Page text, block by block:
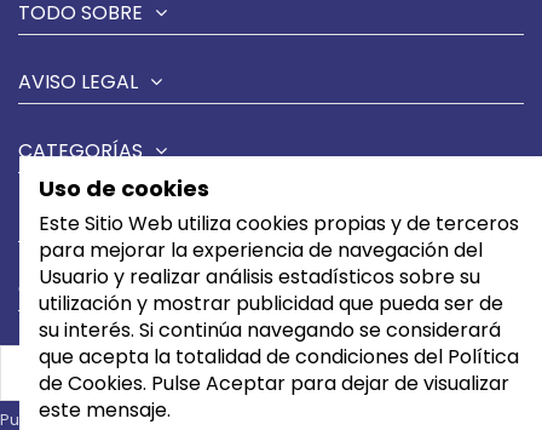
TODO SOBRE
AVISO LEGAL
CATEGORÍAS
MARCAS
CONTÁCTANOS
Puede darse de baja en cualquier
Uso de cookies
Este Sitio Web utiliza cookies propias y de terceros
para mejorar la experiencia de navegación del
Usuario y realizar análisis estadísticos sobre su
utilización y mostrar publicidad que pueda ser de
su interés. Si continúa navegando se considerará
que acepta la totalidad de condiciones del Política
de Cookies. Pulse Aceptar para dejar de visualizar
este mensaje.